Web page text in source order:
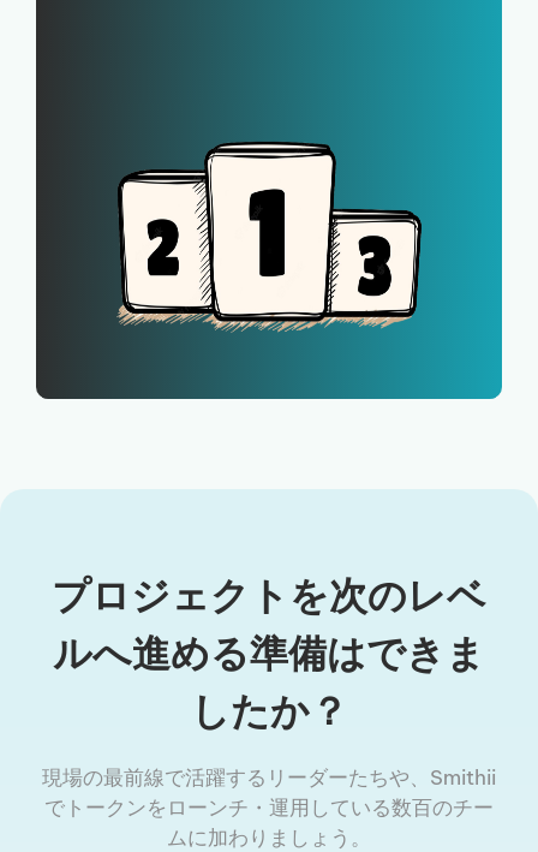
プロジェクトを次のレベ
ルへ進める準備はできま
したか？
現場の最前線で活躍するリーダーたちや、Smithii
でトークンをローンチ・運用している数百のチー
ムに加わりましょう。